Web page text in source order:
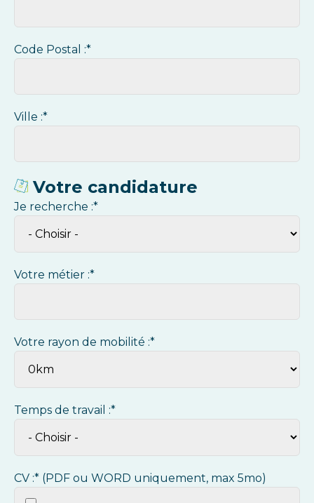
Code Postal :*
Ville :*
Votre candidature
Je recherche :*
Votre métier :*
Votre rayon de mobilité :*
Temps de travail :*
CV :* (PDF ou WORD uniquement, max 5mo)